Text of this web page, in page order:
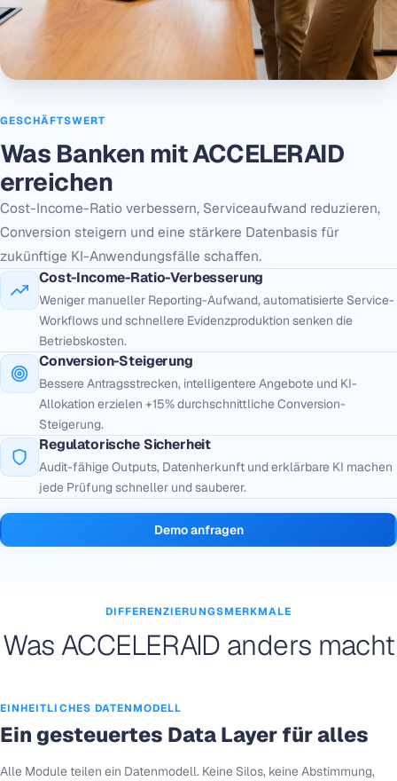
GESCHÄFTSWERT
Was Banken mit ACCELERAID
erreichen
Cost-Income-Ratio verbessern, Serviceaufwand reduzieren,
Conversion steigern und eine stärkere Datenbasis für
zukünftige KI-Anwendungsfälle schaffen.
Cost-Income-Ratio-Verbesserung
Weniger manueller Reporting-Aufwand, automatisierte Service-
Workflows und schnellere Evidenzproduktion senken die
Betriebskosten.
Conversion-Steigerung
Bessere Antragsstrecken, intelligentere Angebote und KI-
Allokation erzielen +15% durchschnittliche Conversion-
Steigerung.
Regulatorische Sicherheit
Audit-fähige Outputs, Datenherkunft und erklärbare KI machen
jede Prüfung schneller und sauberer.
Demo anfragen
DIFFERENZIERUNGSMERKMALE
Was ACCELERAID anders macht
EINHEITLICHES DATENMODELL
Ein gesteuertes Data Layer für alles
Alle Module teilen ein Datenmodell. Keine Silos, keine Abstimmung,